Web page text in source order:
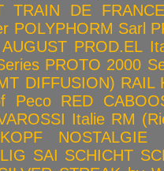
TRAIN DE FRANCE
POLYPHORM Sarl
PROD.EL
PROTO 2000
DIFFUSION) RAIL
Peco
RED
Italie RM
NOSTALGIE
SAI SCHICHT